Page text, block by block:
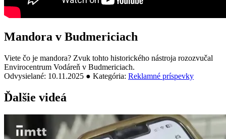
Mandora v Budmericiach
Viete čo je mandora? Zvuk tohto historického nástroja rozozvučal
Envirocentrum Vodáreň v Budmericiach.
Odvysielané: 10.11.2025 ● Kategória: Reklamné príspevky
Ďalšie videá